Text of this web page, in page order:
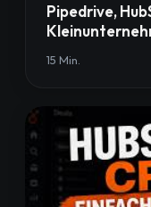
Pipedrive,
15 Min.